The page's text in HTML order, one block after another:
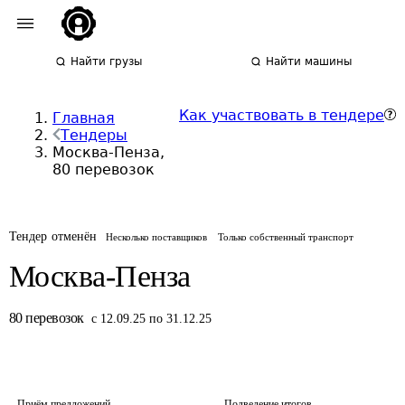
Найти грузы Найти машины
Главная
Тендеры
Москва-Пенза,
80 перевозок
Как участвовать в тендере
Тендер отменён Несколько поставщиков Только собственный транспорт
Москва-Пенза
80 перевозок с 12.09.25 по 31.12.25